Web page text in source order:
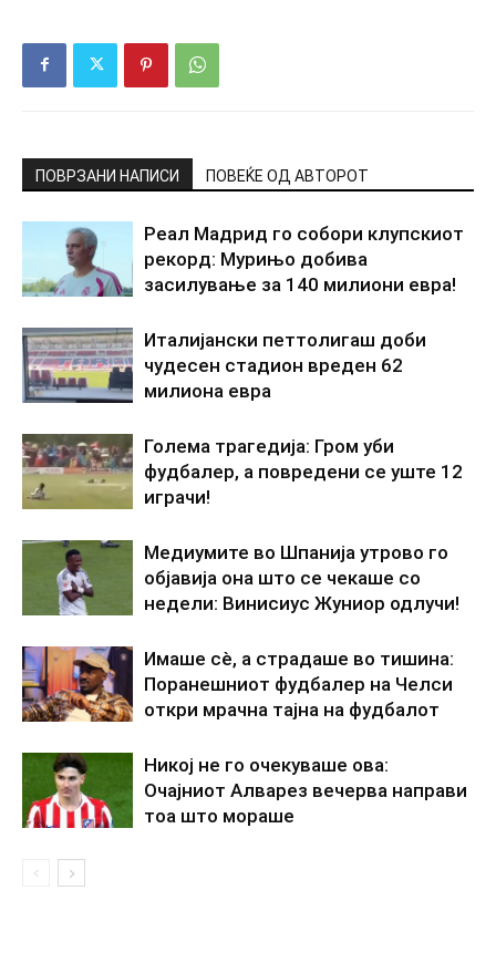
ПОВРЗАНИ НАПИСИ ПОВЕЌЕ ОД АВТОРОТ
Реал Мадрид го собори клупскиот
рекорд: Мурињо добива
засилување за 140 милиони евра!
Италијански петтолигаш доби
чудесен стадион вреден 62
милиона евра
Голема трагедија: Гром уби
фудбалер, а повредени се уште 12
играчи!
Медиумите во Шпанија утрово го
објавија она што се чекаше со
недели: Винисиус Жуниор одлучи!
Имаше сè, а страдаше во тишина:
Поранешниот фудбалер на Челси
откри мрачна тајна на фудбалот
Никој не го очекуваше ова:
Очајниот Алварез вечерва направи
тоа што мораше